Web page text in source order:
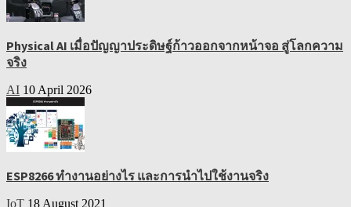
Physical AI เมื่อปัญญาประดิษฐ์ก้าวออกจากหน้าจอ สู่โลกความ
จริง
AI 10 April 2026
ESP8266 ทำงานอย่างไร และการนำไปใช้งานจริง
IoT 18 August 2021